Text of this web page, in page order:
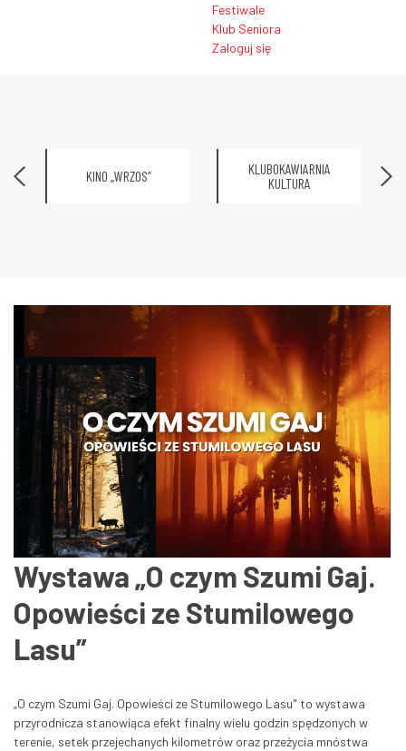
Festiwale
Klub Seniora
Zaloguj się
KINO „WRZOS”
KLUBOKAWIARNIA
KULTURA
Wystawa „O czym Szumi Gaj.
Opowieści ze Stumilowego
Lasu”
„O czym Szumi Gaj. Opowieści ze Stumilowego Lasu" to wystawa
przyrodnicza stanowiąca efekt finalny wielu godzin spędzonych w
terenie, setek przejechanych kilometrów oraz przeżycia mnóstwa